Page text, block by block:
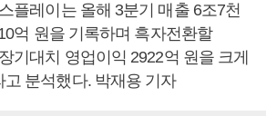
플레이는 올해 3분기 매출 6조7천
억 원을 기록하며 흑자전환할
기대치 영업이익 2922억 원을 크게
고 분석했다. 박재용 기자